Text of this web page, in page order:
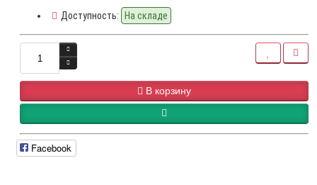
Доступность: На складе
В корзину
Facebook